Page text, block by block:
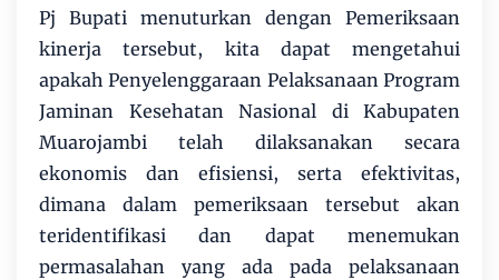
Pj Bupati menuturkan dengan Pemeriksaan
kinerja tersebut, kita dapat mengetahui
apakah Penyelenggaraan Pelaksanaan Program
Jaminan Kesehatan Nasional di Kabupaten
Muarojambi telah dilaksanakan secara
ekonomis dan efisiensi, serta efektivitas,
dimana dalam pemeriksaan tersebut akan
teridentifikasi dan dapat menemukan
permasalahan yang ada pada pelaksanaan